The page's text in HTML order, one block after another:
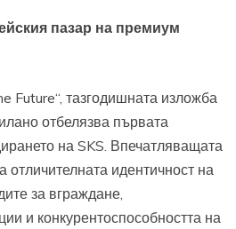
пазар на премиум
Future“, тазгодишната изложба
отбелязва първата
на SKS. Впечатляващата
отличителната идентичност на
за вграждане,
и конкурентоспособността на